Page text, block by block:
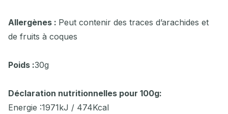
Allergènes : Peut contenir des traces d’arachides et
de fruits à coques
Poids :30g
Déclaration nutritionnelles pour 100g:
Energie :1971kJ / 474Kcal